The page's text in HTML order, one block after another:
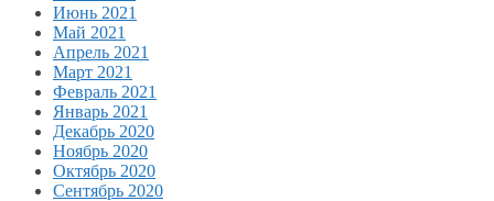
Июнь 2021
Май 2021
Апрель 2021
Март 2021
Февраль 2021
Январь 2021
Декабрь 2020
Ноябрь 2020
Октябрь 2020
Сентябрь 2020